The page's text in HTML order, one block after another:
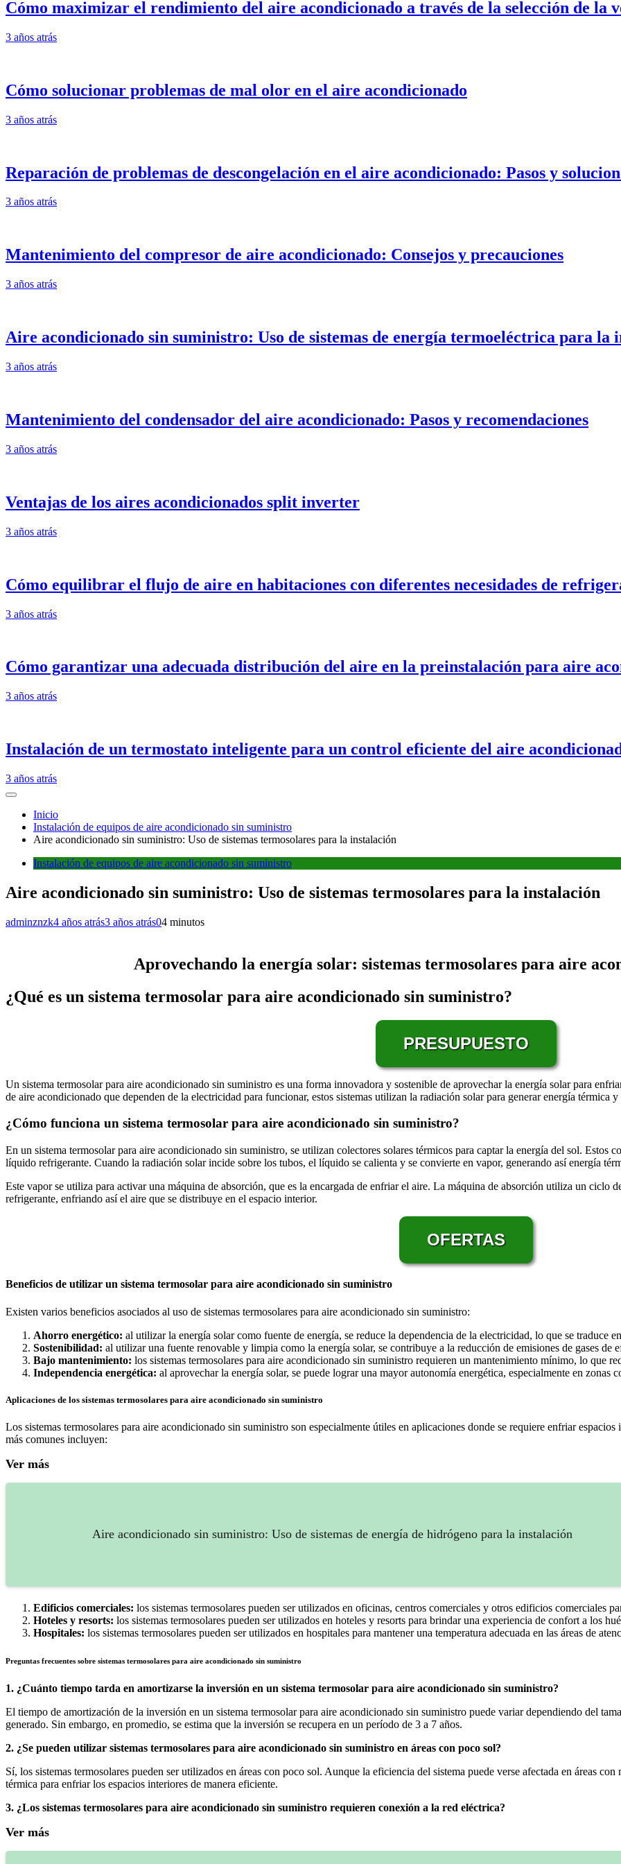
Cómo maximizar el rendimiento del aire acondicionado a través de la selección de la
3 años atrás
Cómo solucionar problemas de mal olor en el aire acondicionado
3 años atrás
Reparación de problemas de descongelación en el aire acondicionado: Pasos y
3 años atrás
Mantenimiento del compresor de aire acondicionado: Consejos y precauciones
3 años atrás
Aire acondicionado sin suministro: Uso de sistemas de energía termoeléctrica para la
3 años atrás
Mantenimiento del condensador del aire acondicionado: Pasos y recomendaciones
3 años atrás
Ventajas de los aires acondicionados split inverter
3 años atrás
Cómo equilibrar el flujo de aire en habitaciones con diferentes necesidades de
3 años atrás
Cómo garantizar una adecuada distribución del aire en la preinstalación para aire
3 años atrás
Instalación de un termostato inteligente para un control eficiente del aire
3 años atrás
Inicio
Instalación de equipos de aire acondicionado sin suministro
Aire acondicionado sin suministro: Uso de sistemas termosolares para la instalación
Instalación de equipos de aire acondicionado sin suministro
Aire acondicionado sin suministro: Uso de sistemas termosolares para la instalación
adminznzk4 años atrás3 años atrás04 minutos
Aprovechando la energía solar: sistemas termosolares para aire
¿Qué es un sistema termosolar para aire acondicionado sin suministro?
PRESUPUESTO
Un sistema termosolar para aire acondicionado sin suministro es una forma innovadora y sostenible de aprovechar la energía solar para
de aire acondicionado que dependen de la electricidad para funcionar, estos sistemas utilizan la radiación solar para generar energía térmica
¿Cómo funciona un sistema termosolar para aire acondicionado sin suministro?
En un sistema termosolar para aire acondicionado sin suministro, se utilizan colectores solares térmicos para captar la energía del sol. Estos
líquido refrigerante. Cuando la radiación solar incide sobre los tubos, el líquido se calienta y se convierte en vapor, generando así energía
Este vapor se utiliza para activar una máquina de absorción, que es la encargada de enfriar el aire. La máquina de absorción utiliza un ciclo
refrigerante, enfriando así el aire que se distribuye en el espacio interior.
OFERTAS
Beneficios de utilizar un sistema termosolar para aire acondicionado sin suministro
Existen varios beneficios asociados al uso de sistemas termosolares para aire acondicionado sin suministro:
Ahorro energético: al utilizar la energía solar como fuente de energía, se reduce la dependencia de la electricidad, lo que se traduce
Sostenibilidad: al utilizar una fuente renovable y limpia como la energía solar, se contribuye a la reducción de emisiones de gases de
Bajo mantenimiento: los sistemas termosolares para aire acondicionado sin suministro requieren un mantenimiento mínimo, lo que
Independencia energética: al aprovechar la energía solar, se puede lograr una mayor autonomía energética, especialmente en zonas
Aplicaciones de los sistemas termosolares para aire acondicionado sin suministro
Los sistemas termosolares para aire acondicionado sin suministro son especialmente útiles en aplicaciones donde se requiere enfriar
más comunes incluyen:
Ver más
Aire acondicionado sin suministro: Uso de sistemas de energía de hidrógeno para la instalación
Edificios comerciales: los sistemas termosolares pueden ser utilizados en oficinas, centros comerciales y otros edificios comerciales
Hoteles y resorts: los sistemas termosolares pueden ser utilizados en hoteles y resorts para brindar una experiencia de confort a los
Hospitales: los sistemas termosolares pueden ser utilizados en hospitales para mantener una temperatura adecuada en las áreas de
Preguntas frecuentes sobre sistemas termosolares para aire acondicionado sin suministro
1. ¿Cuánto tiempo tarda en amortizarse la inversión en un sistema termosolar para aire acondicionado sin suministro?
El tiempo de amortización de la inversión en un sistema termosolar para aire acondicionado sin suministro puede variar dependiendo del
generado. Sin embargo, en promedio, se estima que la inversión se recupera en un período de 3 a 7 años.
2. ¿Se pueden utilizar sistemas termosolares para aire acondicionado sin suministro en áreas con poco sol?
Sí, los sistemas termosolares pueden ser utilizados en áreas con poco sol. Aunque la eficiencia del sistema puede verse afectada en áreas
térmica para enfriar los espacios interiores de manera eficiente.
3. ¿Los sistemas termosolares para aire acondicionado sin suministro requieren conexión a la red eléctrica?
Ver más